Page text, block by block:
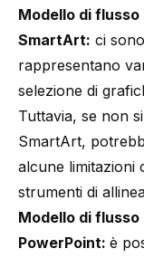
Modello di
SmartArt: ci
rappresentano
selezione di
Tuttavia, se non
SmartArt,
alcune limitazioni
strumenti di
Modello di
PowerPoint: è